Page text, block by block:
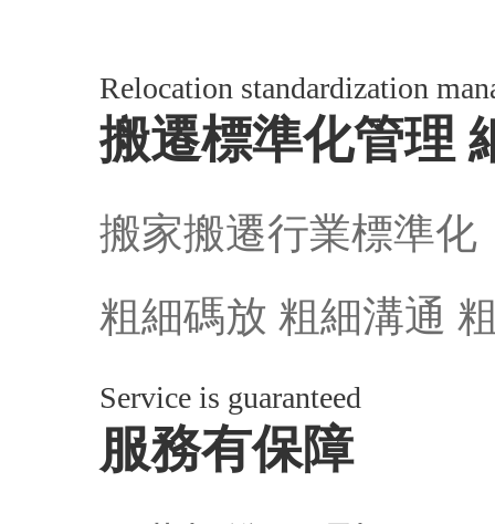
Relocation standardization
搬遷標準化管理
搬家搬遷行業標準化
粗細碼放 粗細溝通
Service is guaranteed
服務有保障